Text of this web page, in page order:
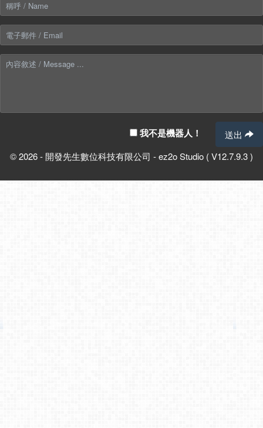
我不是機器人！
送出
© 2026 - 開發先生數位科技有限公司 - ez2o Studio ( V12.7.9.3 )